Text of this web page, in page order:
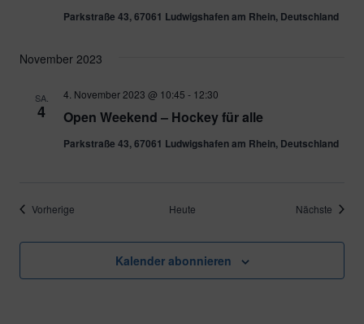
Parkstraße 43, 67061 Ludwigshafen am Rhein, Deutschland
November 2023
SA.
4 Open Weekend – Hockey für alle
4. November 2023 @ 10:45 - 12:30
Parkstraße 43, 67061 Ludwigshafen am Rhein, Deutschland
Vorherige Heute Nächste
Kalender abonnieren